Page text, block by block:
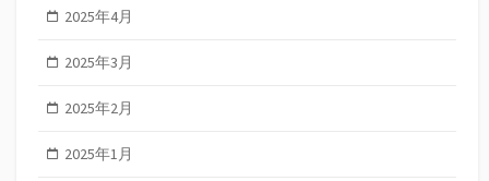
2025年4月
2025年3月
2025年2月
2025年1月